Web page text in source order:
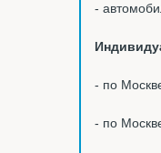
-
- по
- по